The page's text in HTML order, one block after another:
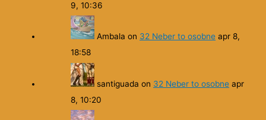
9, 10:36
Ambala on 32 Neber to osobne apr 8,
18:58
santiguada on 32 Neber to osobne apr
8, 10:20